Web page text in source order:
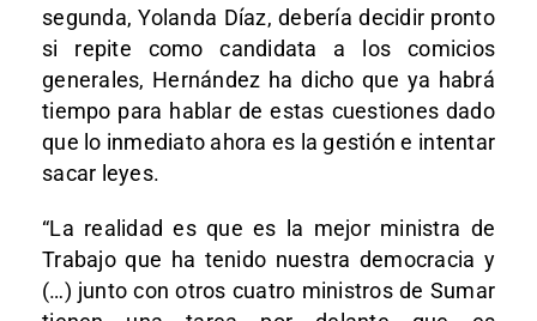
segunda, Yolanda Díaz, debería decidir pronto
si repite como candidata a los comicios
generales, Hernández ha dicho que ya habrá
tiempo para hablar de estas cuestiones dado
que lo inmediato ahora es la gestión e intentar
sacar leyes.
“La realidad es que es la mejor ministra de
Trabajo que ha tenido nuestra democracia y
(…) junto con otros cuatro ministros de Sumar